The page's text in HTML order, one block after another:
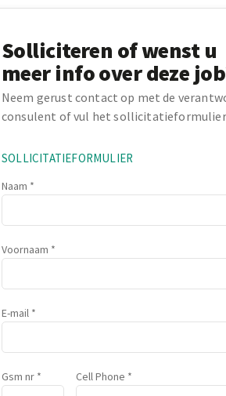
Solliciteren of wenst u
meer info over deze
Neem gerust contact op met de
consulent of vul het
SOLLICITATIEFORMULIER
Naam
Voornaam
E-mail
Gsm nr Cell Phone